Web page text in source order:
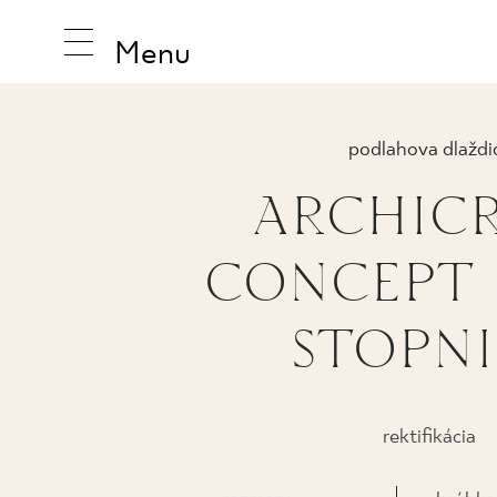
Menu
KOLEKCIE
podlahova
CONCEPT
rektifikácia